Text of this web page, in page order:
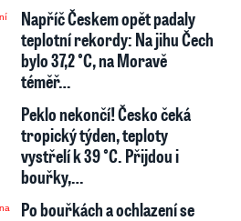
Napříč Českem opět padaly
teplotní rekordy: Na jihu Čech
bylo 37,2 °C, na Moravě
téměř…
Peklo nekončí! Česko čeká
tropický týden, teploty
vystřelí k 39 °C. Přijdou i
bouřky,…
Po bouřkách a ochlazení se